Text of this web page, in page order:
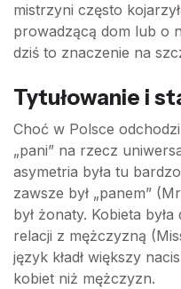
mistrzyni często
prowadzącą dom lub o
dziś to znaczenie na
Tytułowanie i
Choć w Polsce
„pani” na rzecz
asymetria była tu
zawsze był „panem”
był żonaty. Kobieta
relacji z mężczyzną
język kładł większy
kobiet niż mężczyzn.